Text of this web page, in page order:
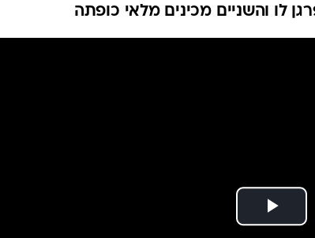
לו והשניים מכינים מלאי כופתה